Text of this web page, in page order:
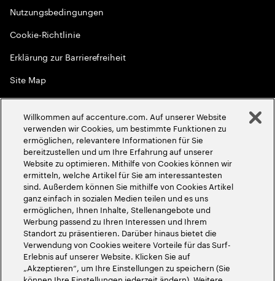
Nutzungsbedingungen
Cookie-Richtlinie
Erklärung zur Barrierefreiheit
Site Map
Globale Meritokratie
2026Accenture. Alle Rechte vorbehalten
Willkommen auf accenture.com. Auf unserer Website
verwenden wir Cookies, um bestimmte Funktionen zu
ermöglichen, relevantere Informationen für Sie
bereitzustellen und um Ihre Erfahrung auf unserer
Website zu optimieren. Mithilfe von Cookies können wir
ermitteln, welche Artikel für Sie am interessantesten
sind. Außerdem können Sie mithilfe von Cookies Artikel
ganz einfach in sozialen Medien teilen und es uns
ermöglichen, Ihnen Inhalte, Stellenangebote und
Werbung passend zu Ihren Interessen und Ihrem
Standort zu präsentieren. Darüber hinaus bietet die
Verwendung von Cookies weitere Vorteile für das Surf-
Erlebnis auf unserer Website. Klicken Sie auf
„Akzeptieren“, um Ihre Einstellungen zu speichern (Sie
können Ihre Einstellungen jederzeit ändern). Weitere